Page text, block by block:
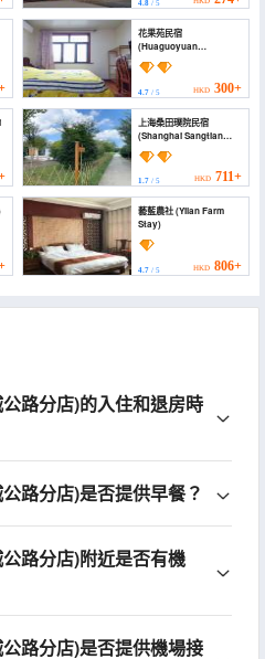
4.8/ 5
花果苑民宿
(Huaguoyuan
Homestay)
4.7/ 5 HKD 300+
上海桑田璞院民宿
(Shanghai Sangtian
Puyuan Homestay)
1.7/ 5 HKD 711+
藝藍農社 (Yilan Farm
Stay)
4.7/ 5 HKD 806+
路分店)的入住和退房時
路分店)是否提供早餐？
路分店)附近是否有機
路分店)是否提供機場接